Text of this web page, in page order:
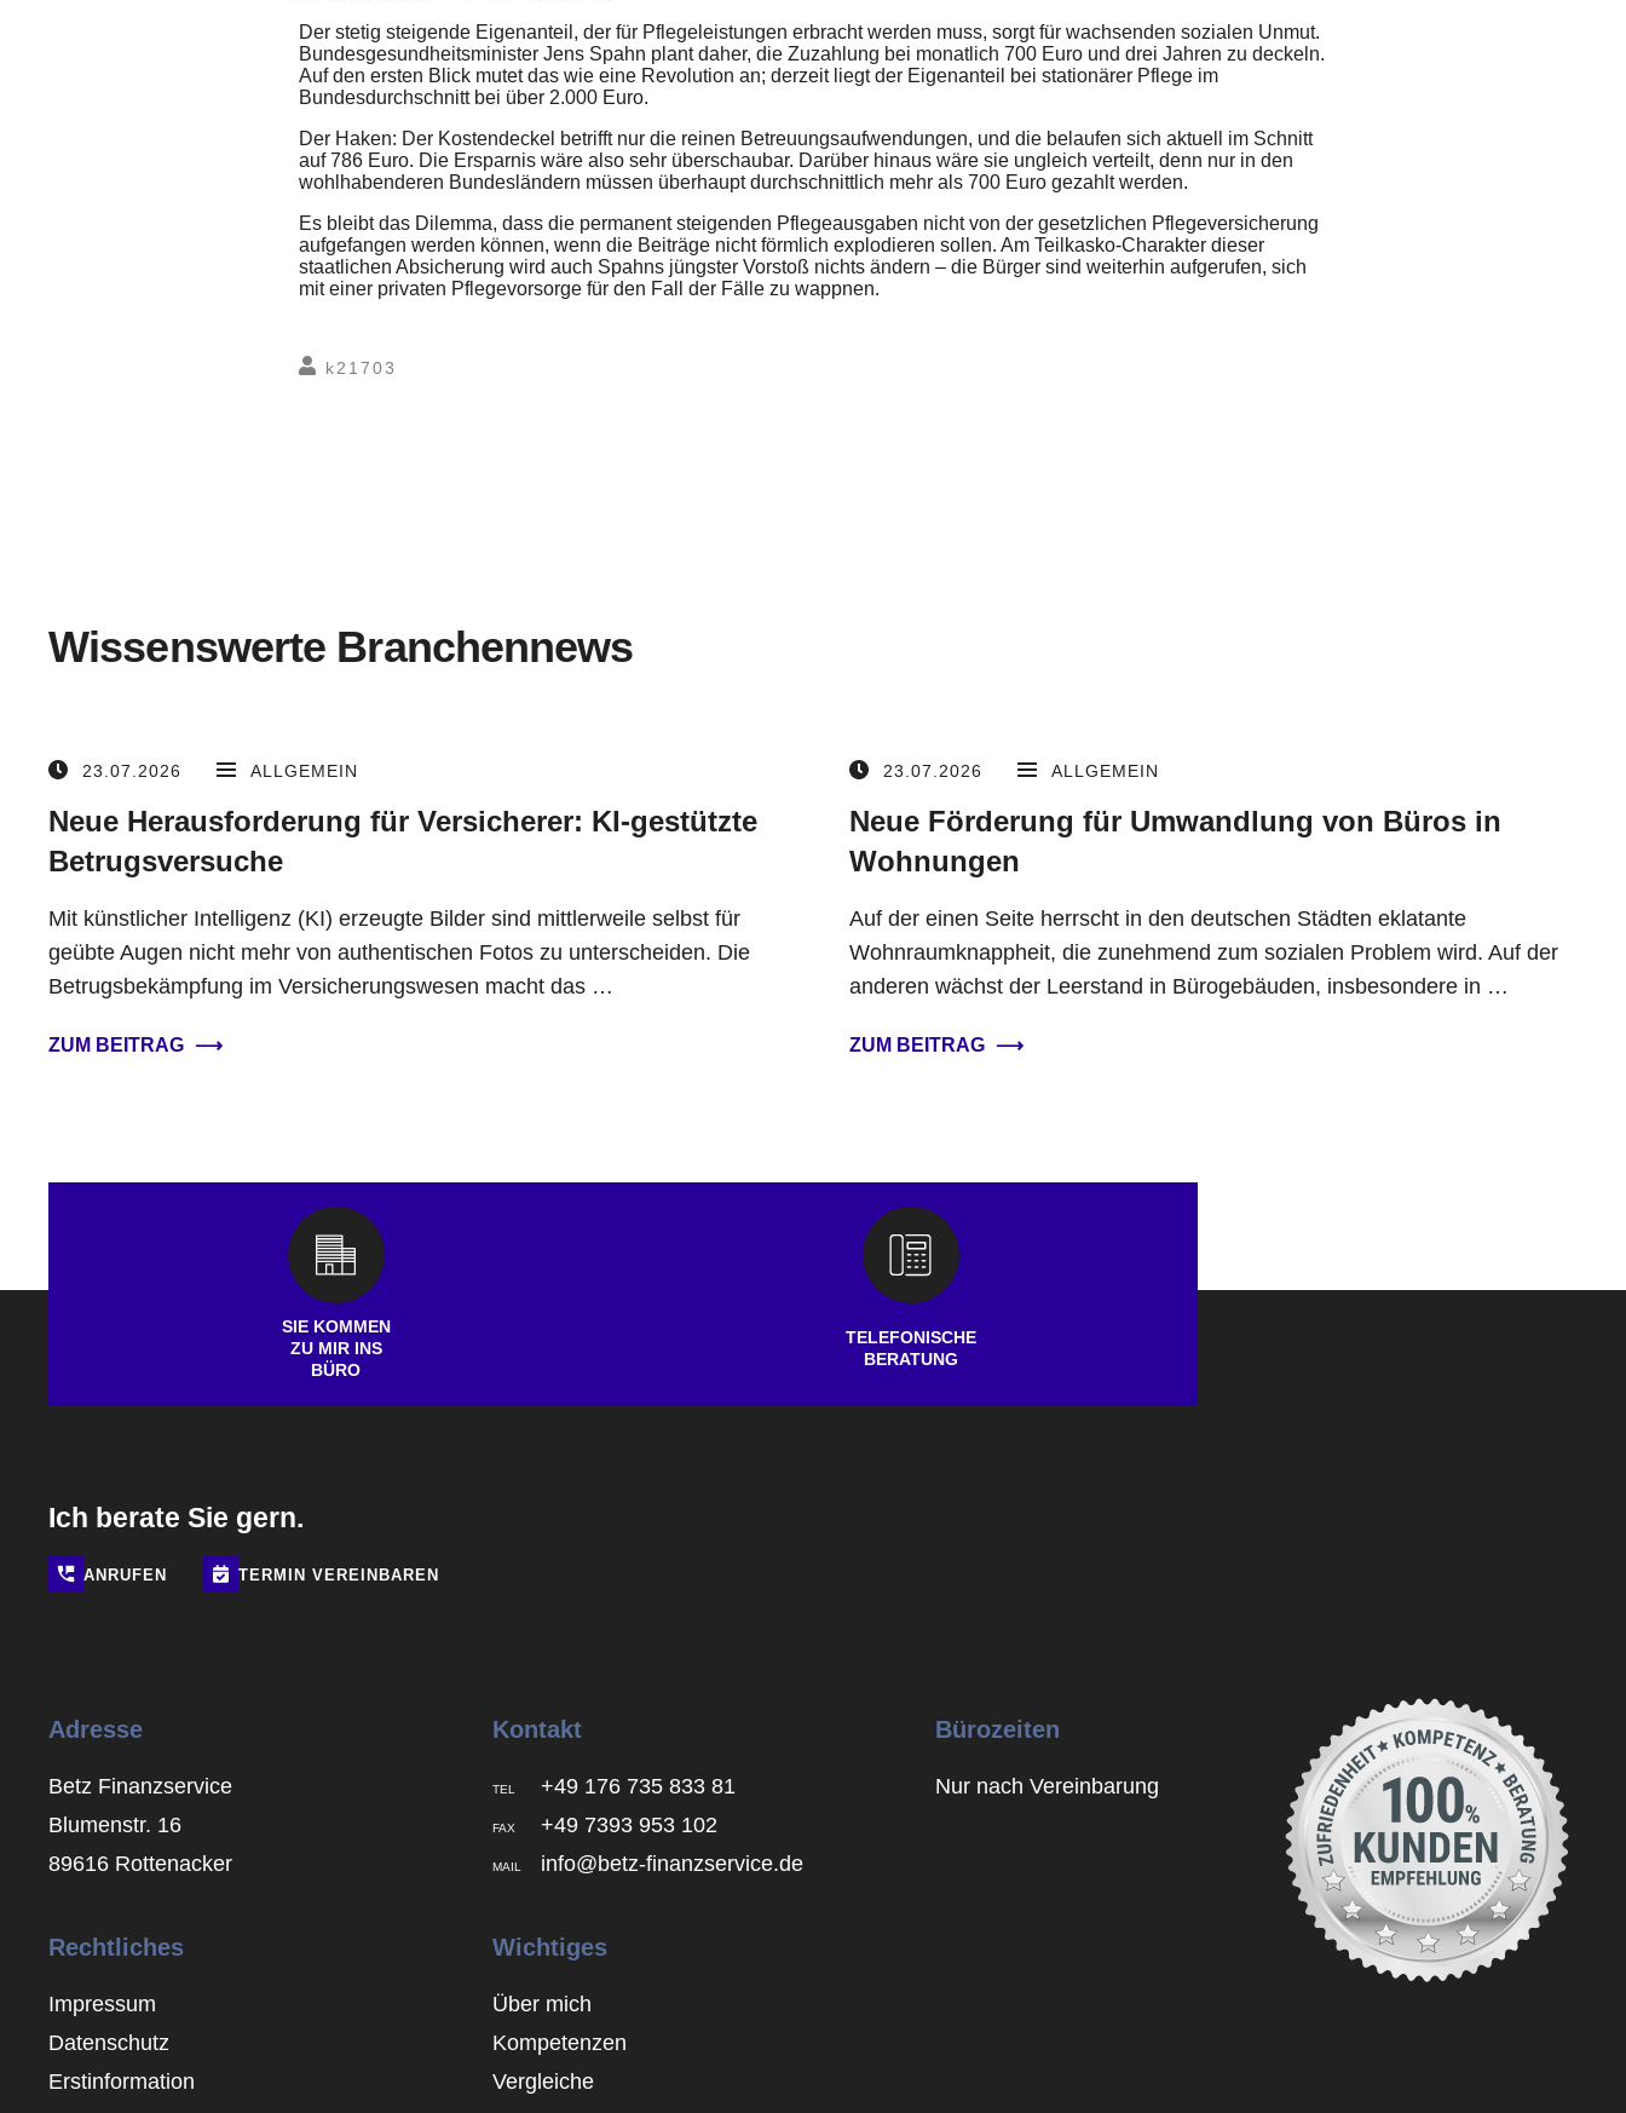
Der stetig steigende Eigenanteil, der für Pflegeleistungen erbracht werden muss, sorgt für wachsenden sozialen Unmut.
Bundesgesundheitsminister Jens Spahn plant daher, die Zuzahlung bei monatlich 700 Euro und drei Jahren zu deckeln.
Auf den ersten Blick mutet das wie eine Revolution an; derzeit liegt der Eigenanteil bei stationärer Pflege im
Bundesdurchschnitt bei über 2.000 Euro.
Der Haken: Der Kostendeckel betrifft nur die reinen Betreuungsaufwendungen, und die belaufen sich aktuell im Schnitt
auf 786 Euro. Die Ersparnis wäre also sehr überschaubar. Darüber hinaus wäre sie ungleich verteilt, denn nur in den
wohlhabenderen Bundesländern müssen überhaupt durchschnittlich mehr als 700 Euro gezahlt werden.
Es bleibt das Dilemma, dass die permanent steigenden Pflegeausgaben nicht von der gesetzlichen Pflegeversicherung
aufgefangen werden können, wenn die Beiträge nicht förmlich explodieren sollen. Am Teilkasko-Charakter dieser
staatlichen Absicherung wird auch Spahns jüngster Vorstoß nichts ändern – die Bürger sind weiterhin aufgerufen, sich
mit einer privaten Pflegevorsorge für den Fall der Fälle zu wappnen.
k21703
Wissenswerte Branchennews
23.07.2026 ALLGEMEIN
Neue Herausforderung für Versicherer: KI-gestützte
Betrugsversuche
Mit künstlicher Intelligenz (KI) erzeugte Bilder sind mittlerweile selbst für
geübte Augen nicht mehr von authentischen Fotos zu unterscheiden. Die
Betrugsbekämpfung im Versicherungswesen macht das …
ZUM BEITRAG ⟶
23.07.2026 ALLGEMEIN
Neue Förderung für Umwandlung von Büros in
Wohnungen
Auf der einen Seite herrscht in den deutschen Städten eklatante
Wohnraumknappheit, die zunehmend zum sozialen Problem wird. Auf der
anderen wächst der Leerstand in Bürogebäuden, insbesondere in …
ZUM BEITRAG ⟶
SIE KOMMEN
ZU MIR INS
BÜRO
TELEFONISCHE
BERATUNG
Ich berate Sie gern.
ANRUFEN TERMIN VEREINBAREN
Adresse
Betz Finanzservice
Blumenstr. 16
89616 Rottenacker
Kontakt
TEL +49 176 735 833 81
FAX +49 7393 953 102
MAIL info@betz-finanzservice.de
Bürozeiten
Nur nach Vereinbarung
Rechtliches
Impressum
Datenschutz
Erstinformation
Wichtiges
Über mich
Kompetenzen
Vergleiche